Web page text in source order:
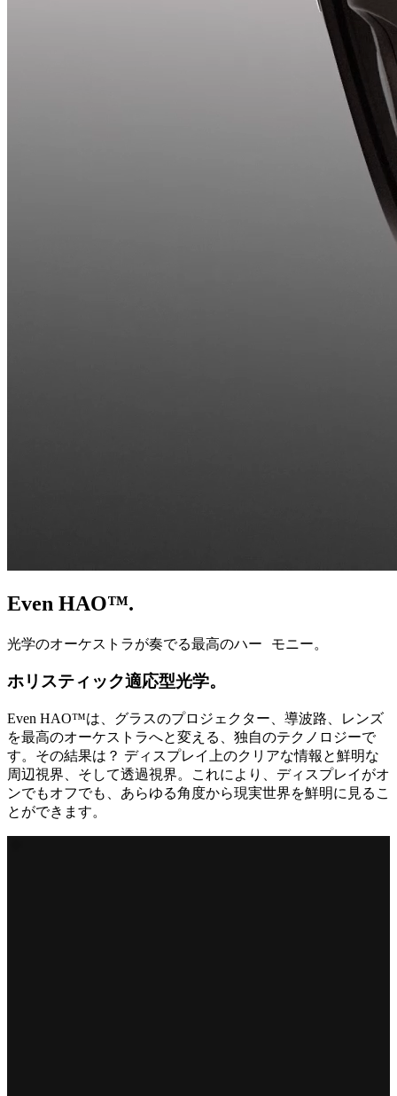
Even HAO™.
光学のオーケストラが奏でる最高のハー モニー。
ホリスティック適応型光学。
Even HAO™は、グラスのプロジェクター、導波路、レンズ
を最高のオーケストラへと変える、独自のテクノロジーで
す。その結果は？ ディスプレイ上のクリアな情報と鮮明な
周辺視界、そして透過視界。これにより、ディスプレイがオ
ンでもオフでも、あらゆる角度から現実世界を鮮明に見るこ
とができます。